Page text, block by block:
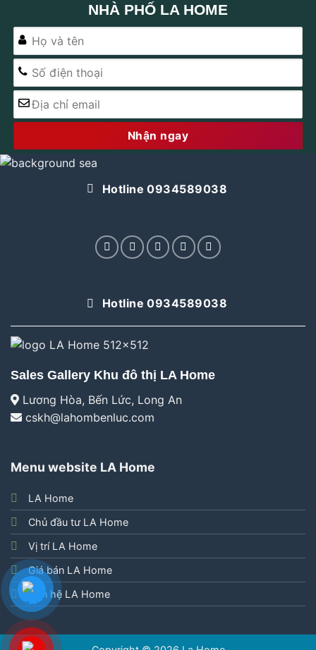
NHÀ PHỐ LA HOME
Alternative:
Hotline 0934589038
Hotline 0934589038
Sales Gallery Khu đô thị LA Home
Lương Hòa, Bến Lức, Long An
cskh@lahombenluc.com
Menu website LA Home
LA Home
Chủ đầu tư LA Home
Vị trí LA Home
Giá bán LA Home
Liên hệ LA Home